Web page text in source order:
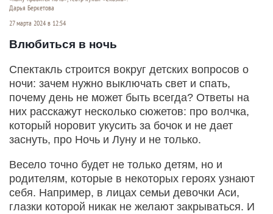
Дарья Беркетова
27 марта 2024 в 12:54
Влюбиться в ночь
Спектакль строится вокруг детских вопросов о
ночи: зачем нужно выключать свет и спать,
почему день не может быть всегда? Ответы на
них расскажут несколько сюжетов: про волчка,
который норовит укусить за бочок и не дает
заснуть, про Ночь и Луну и не только.
Весело точно будет не только детям, но и
родителям, которые в некоторых героях узнают
себя. Например, в лицах семьи девочки Аси,
глазки которой никак не желают закрываться. И